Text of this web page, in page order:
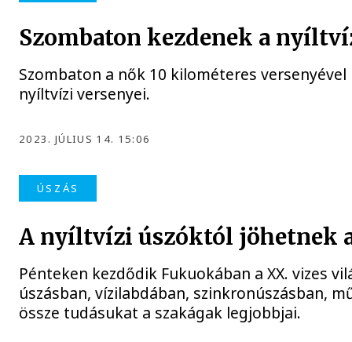
Szombaton kezdenek a
Szombaton a nők 10 kilométeres
nyíltvízi versenyei.
2023. JÚLIUS 14. 15:06
ÚSZÁS
A nyíltvízi úszóktól jöhetnek
Pénteken kezdődik Fukuokában a XX. vizes
úszásban, vízilabdában, szinkronúszásban,
össze tudásukat a szakágak legjobbjai.